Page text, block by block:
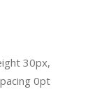
30px,
0pt